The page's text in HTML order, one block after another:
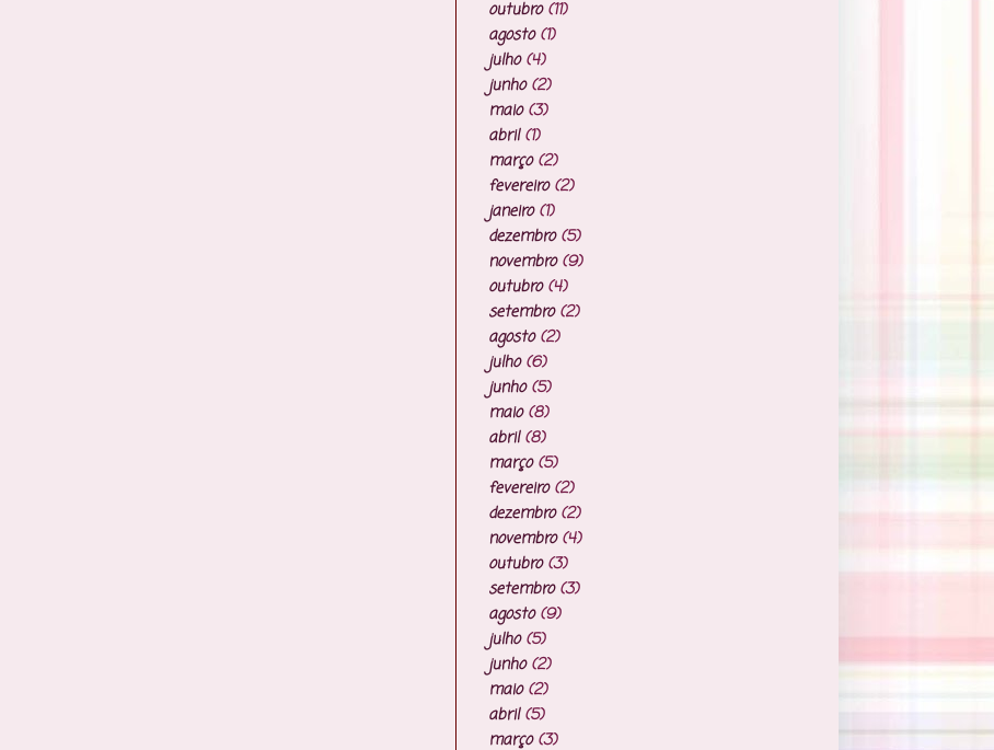
outubro(11)
agosto(1)
julho(4)
junho(2)
maio(3)
abril(1)
março(2)
fevereiro(2)
janeiro(1)
dezembro(5)
novembro(9)
outubro(4)
setembro(2)
agosto(2)
julho(6)
junho(5)
maio(8)
abril(8)
março(5)
fevereiro(2)
dezembro(2)
novembro(4)
outubro(3)
setembro(3)
agosto(9)
julho(5)
junho(2)
maio(2)
abril(5)
março(3)